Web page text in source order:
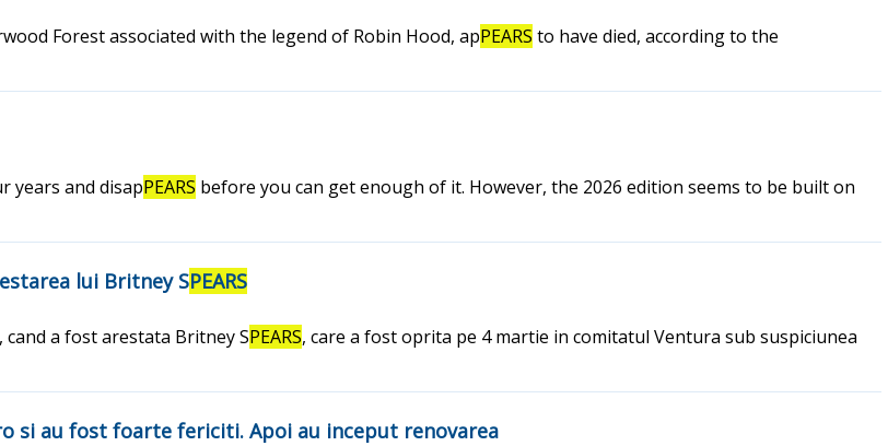
Forest associated with the legend of Robin Hood, apPEARS to have died, according to the
years and disapPEARS before you can get enough of it. However, the 2026 edition seems to be built on
lui Britney SPEARS
a fost arestata Britney SPEARS, care a fost oprita pe 4 martie in comitatul Ventura sub suspiciunea
si au fost foarte fericiti. Apoi au inceput renovarea